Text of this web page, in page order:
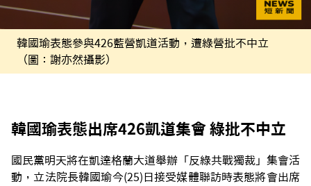
韓國瑜表態參與426藍營凱道活動，遭綠營批不中立
（圖：謝亦然攝影）
韓國瑜表態出席426凱道集會 綠批不中立
國民黨明天將在凱達格蘭大道舉辦「反綠共戰獨裁」集會活
動，立法院長韓國瑜今(25)日接受媒體聯訪時表態將會出席